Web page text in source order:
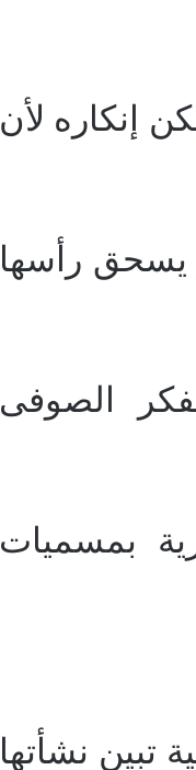
إنكاره لأن
يسحق رأسها
الصوفى
بمسميات
تبين نشأتها